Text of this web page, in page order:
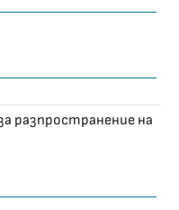
разпространение на